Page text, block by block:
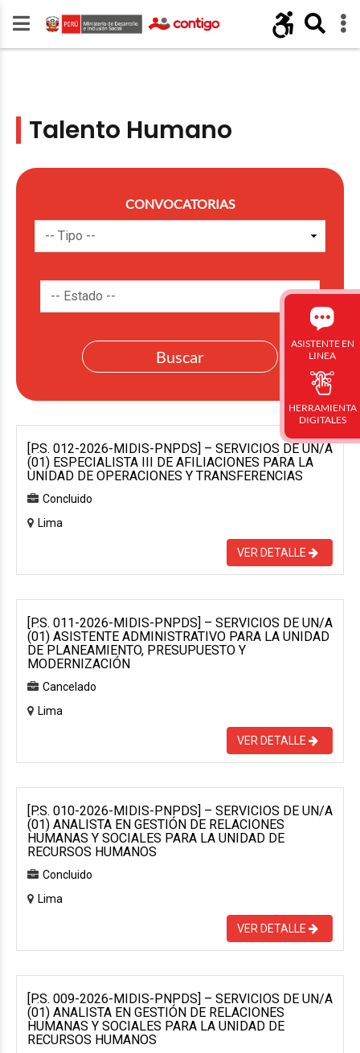
Talento Humano
CONVOCATORIAS
[P.S. 012-2026-MIDIS-PNPDS] – SERVICIOS DE UN/A
(01) ESPECIALISTA III DE AFILIACIONES PARA LA
UNIDAD DE OPERACIONES Y TRANSFERENCIAS
Concluido
Lima
VER DETALLE
[P.S. 011-2026-MIDIS-PNPDS] – SERVICIOS DE UN/A
(01) ASISTENTE ADMINISTRATIVO PARA LA UNIDAD
DE PLANEAMIENTO, PRESUPUESTO Y
MODERNIZACIÓN
Cancelado
Lima
VER DETALLE
[P.S. 010-2026-MIDIS-PNPDS] – SERVICIOS DE UN/A
(01) ANALISTA EN GESTIÓN DE RELACIONES
HUMANAS Y SOCIALES PARA LA UNIDAD DE
RECURSOS HUMANOS
Concluido
Lima
VER DETALLE
[P.S. 009-2026-MIDIS-PNPDS] – SERVICIOS DE UN/A
(01) ANALISTA EN GESTIÓN DE RELACIONES
HUMANAS Y SOCIALES PARA LA UNIDAD DE
RECURSOS HUMANOS
ASISTENTE EN
LINEA
HERRAMIENTA
DIGITALES